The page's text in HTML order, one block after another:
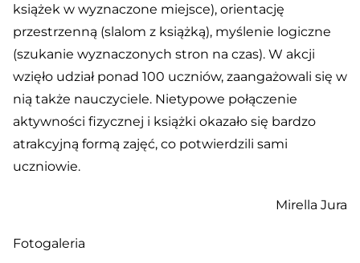
książek w wyznaczone miejsce), orientację
przestrzenną (slalom z książką), myślenie logiczne
(szukanie wyznaczonych stron na czas). W akcji
wzięło udział ponad 100 uczniów, zaangażowali się w
nią także nauczyciele. Nietypowe połączenie
aktywności fizycznej i książki okazało się bardzo
atrakcyjną formą zajęć, co potwierdzili sami
uczniowie.
Mirella Jura
Fotogaleria